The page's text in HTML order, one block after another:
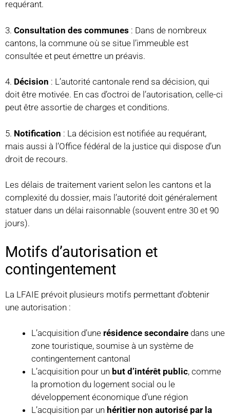
requérant.
3. Consultation des communes : Dans de nombreux
cantons, la commune où se situe l’immeuble est
consultée et peut émettre un préavis.
4. Décision : L’autorité cantonale rend sa décision, qui
doit être motivée. En cas d’octroi de l’autorisation, celle-ci
peut être assortie de charges et conditions.
5. Notification : La décision est notifiée au requérant,
mais aussi à l’Office fédéral de la justice qui dispose d’un
droit de recours.
Les délais de traitement varient selon les cantons et la
complexité du dossier, mais l’autorité doit généralement
statuer dans un délai raisonnable (souvent entre 30 et 90
jours).
Motifs d’autorisation et
contingentement
La LFAIE prévoit plusieurs motifs permettant d’obtenir
une autorisation :
L’acquisition d’une résidence secondaire dans une
zone touristique, soumise à un système de
contingentement cantonal
L’acquisition pour un but d’intérêt public, comme
la promotion du logement social ou le
développement économique d’une région
L’acquisition par un héritier non autorisé par la